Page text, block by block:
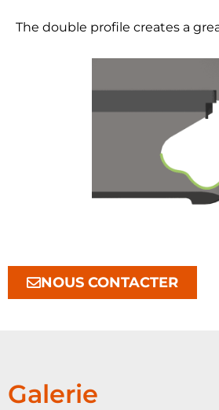
The double profile creates a
NOUS CONTACTER
Galerie